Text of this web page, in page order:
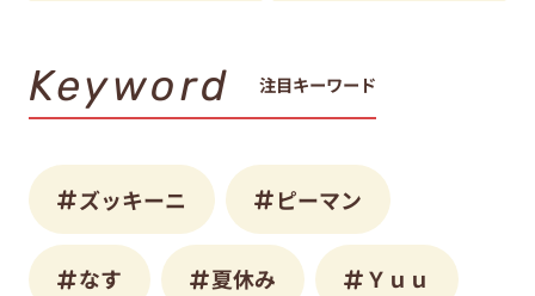
Keyword 注目キーワード
ズッキーニ ピーマン
なす 夏休み Ｙｕｕ